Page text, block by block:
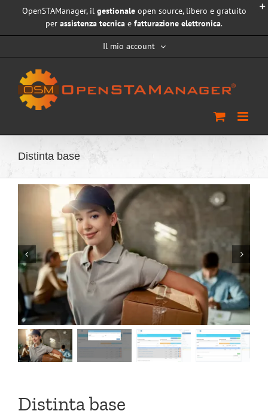
OpenSTAManager, il gestionaleopen source, libero e gratuito
per assistenza tecnica e fatturazione elettronica.
Il mio account
Distinta base
Distinta base